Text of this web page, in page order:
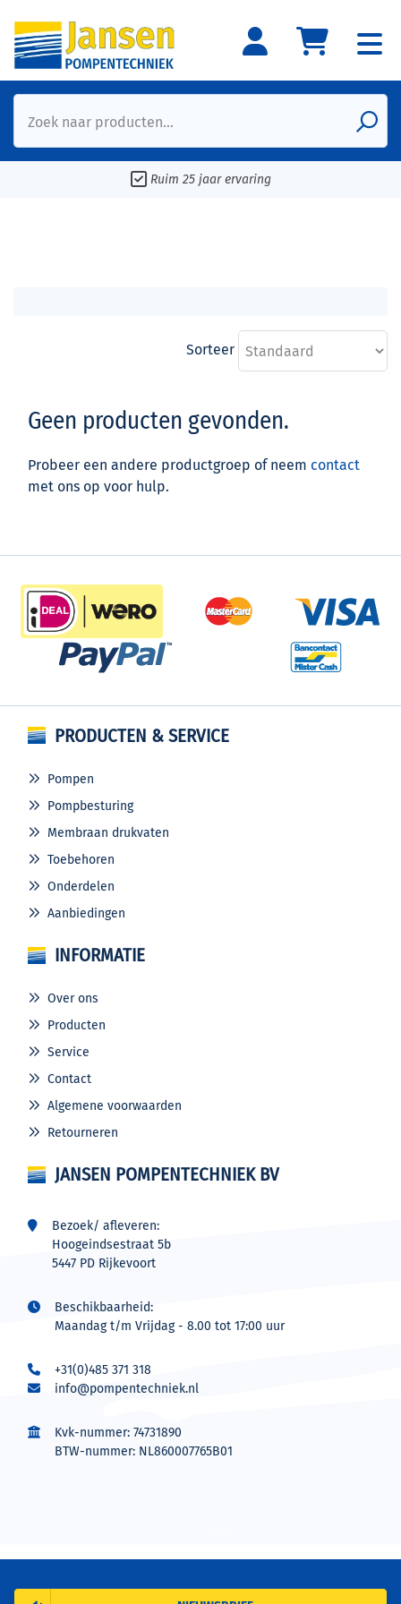
Zoek naar producten...
Ruim 25 jaar ervaring
Sorteer
Geen producten gevonden.
Probeer een andere productgroep of neem contact
met ons op voor hulp.
PRODUCTEN & SERVICE
Pompen
Pompbesturing
Membraan drukvaten
Toebehoren
Onderdelen
Aanbiedingen
INFORMATIE
Over ons
Producten
Service
Contact
Algemene voorwaarden
Retourneren
JANSEN POMPENTECHNIEK BV
Bezoek/ afleveren:
Hoogeindsestraat 5b
5447 PD Rijkevoort
Beschikbaarheid:
Maandag t/m Vrijdag - 8.00 tot 17:00 uur
+31(0)485 371 318
info@pompentechniek.nl
Kvk-nummer: 74731890
BTW-nummer: NL860007765B01